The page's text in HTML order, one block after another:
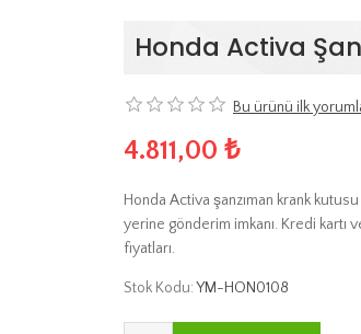
Honda Activa
Bu ürünü ilk
4.811,00 ₺
Honda Activa şanzıman krank
yerine gönderim imkanı. Kredi kartı
fiyatları.
Stok Kodu:YM-HON0108